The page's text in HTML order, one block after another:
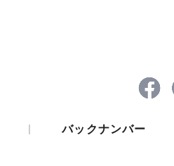
| バックナンバー